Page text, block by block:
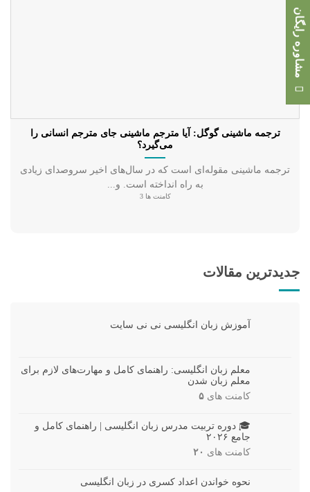
جدیدترین مقالات
آموزش زبان انگلیسی نی نی سایت
معلم زبان انگلیسی: راهنمای کامل و مهارت‌های لازم برای
معلم زبان شدن
کامنت های ۵
🎓 دوره تربیت مدرس زبان انگلیسی | راهنمای کامل و
جامع ۲۰۲۶
کامنت های ۲۰
نحوه خواندن اعداد کسری در زبان انگلیسی
ترجمه ماشینی گوگل: آیا مترجم ماشینی جای مترجم انسانی را
می‌گیرد؟
ترجمه ماشینی مقوله‌ای است که در سال‌های اخیر سروصدای زیادی
به راه انداخته است. و...
کامنت ها 3
مشاوره رایگان